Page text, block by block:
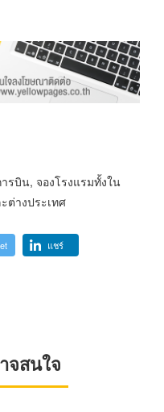
รบิน, จองโรงแรมทั้งใน
ต่างประเทศ
แชร์
จสนใจ